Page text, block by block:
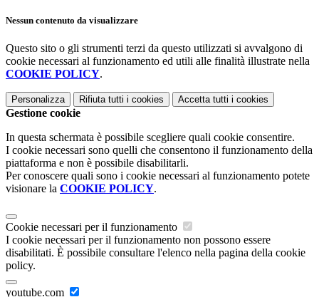
Nessun contenuto da visualizzare
Questo sito o gli strumenti terzi da questo utilizzati si avvalgono di
cookie necessari al funzionamento ed utili alle finalità illustrate nella
COOKIE POLICY.
Personalizza Rifiuta tutti i cookies Accetta tutti i cookies
Gestione cookie
In questa schermata è possibile scegliere quali cookie consentire.
I cookie necessari sono quelli che consentono il funzionamento della
piattaforma e non è possibile disabilitarli.
Per conoscere quali sono i cookie necessari al funzionamento potete
visionare la COOKIE POLICY.
Cookie necessari per il funzionamento
I cookie necessari per il funzionamento non possono essere
disabilitati. È possibile consultare l'elenco nella pagina della cookie
policy.
youtube.com